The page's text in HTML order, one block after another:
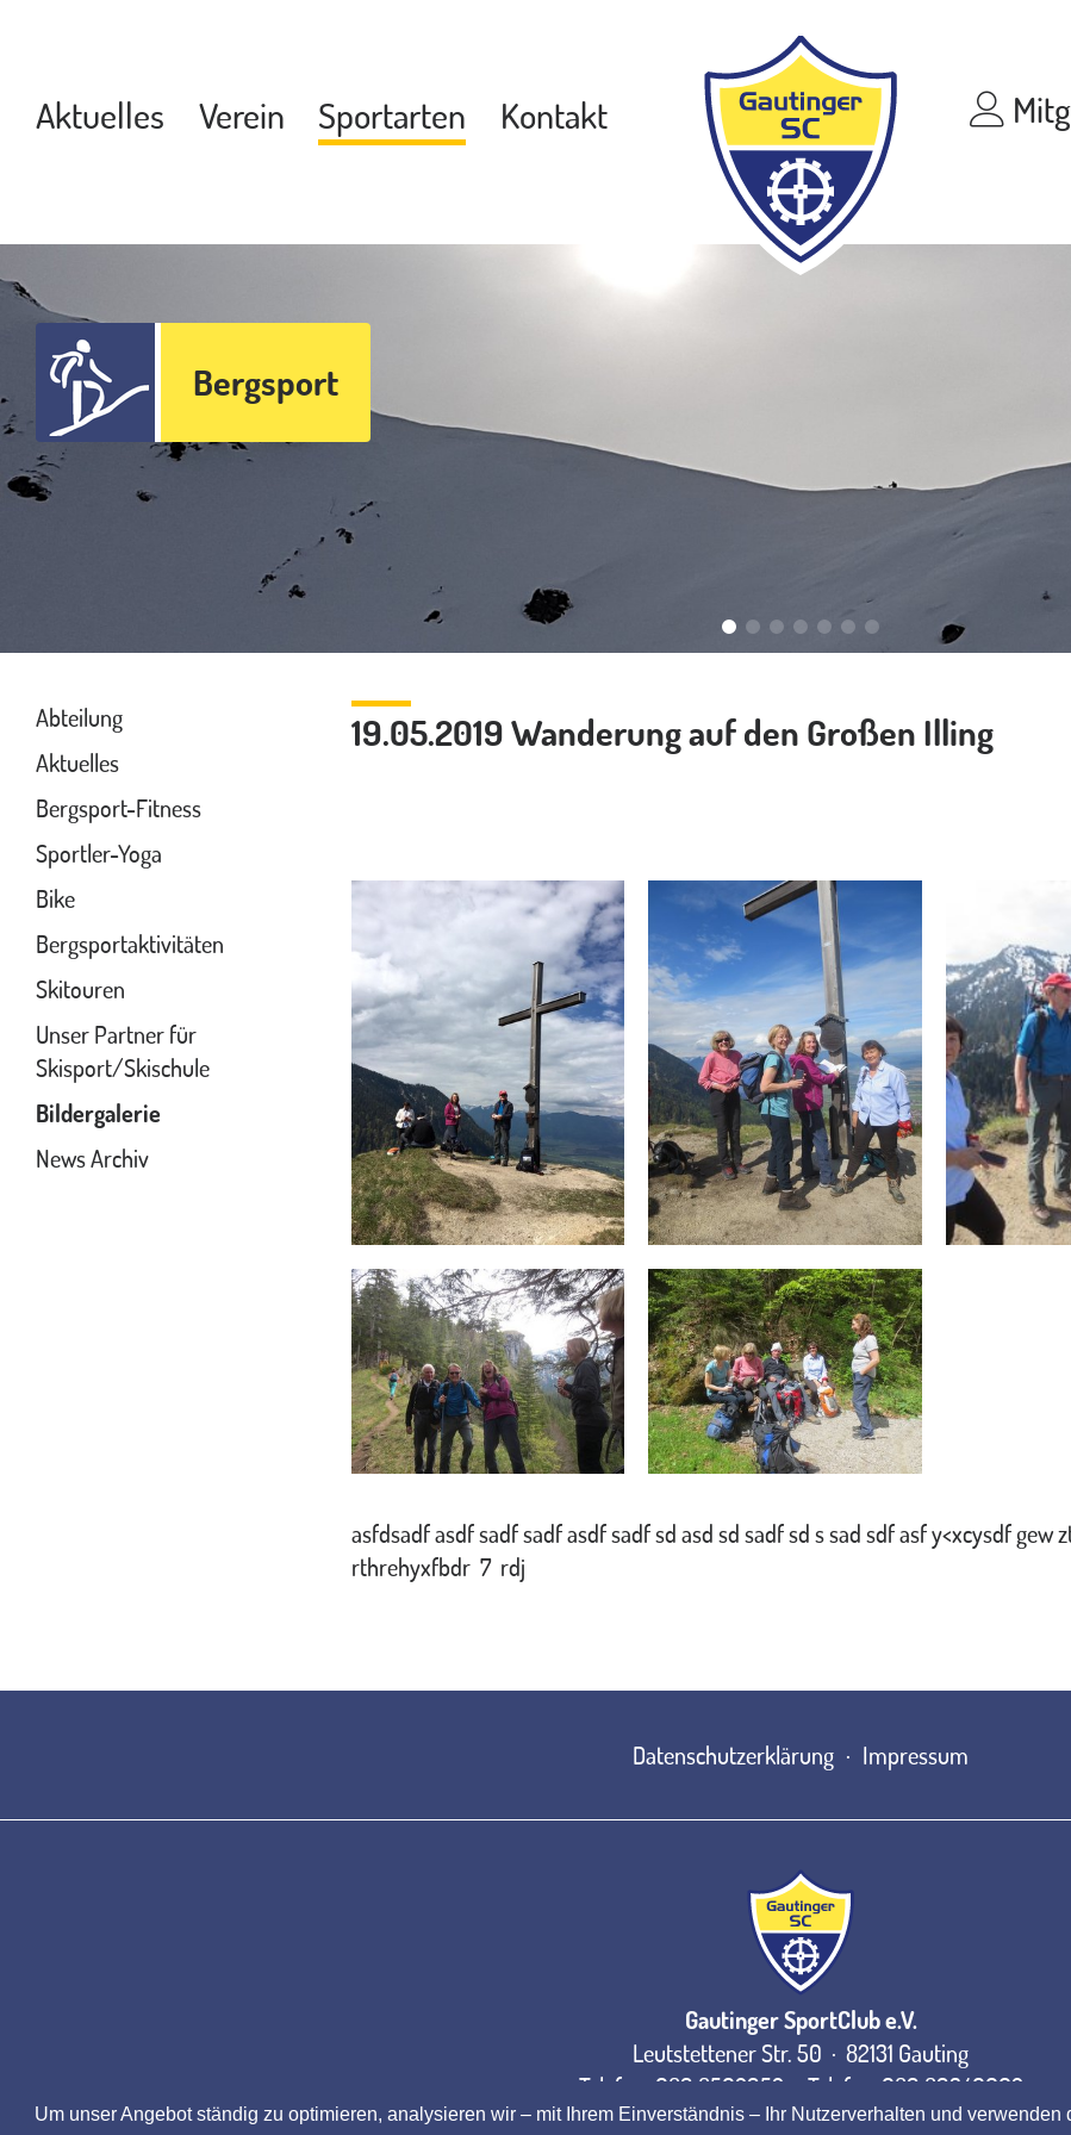
Um unser Angebot ständig zu optimieren, analysieren wir – mit Ihrem Einverständnis – Ihr Nutzerverhalten und
Aktuelles Verein Sportarten Kontakt
Bergsport
Abteilung
Aktuelles
Bergsport-Fitness
Sportler-Yoga
Bike
Bergsportaktivitäten
Skitouren
Unser Partner für
Skisport/Skischule
Bildergalerie
News Archiv
19.05.2019 Wanderung auf den Großen Illing
asfdsadf asdf sadf sadf asdf sadf sd asd sd sadf sd s sad sdf asf y<xcysdf gew
rthrehyxfbdr 7 rdj
Datenschutzerklärung Impressum
Gautinger SportClub e.V.
Leutstettener Str. 50 · 82131 Gauting
Telefon: 089 8502952 · Telefax: 089 89340662
E-Mail:gs@gautinger-sc.de